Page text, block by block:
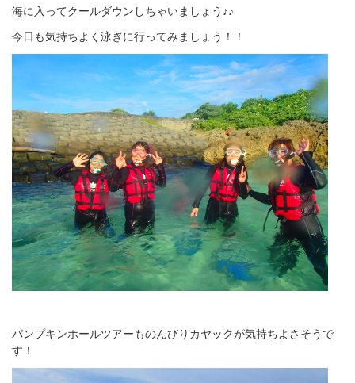
海に入ってクールダウンしちゃいましょう♪♪
今日も気持ちよく泳ぎに行ってみましょう！！
パンプキンホールツアーものんびりカヤックが気持ちよさそうで
す！